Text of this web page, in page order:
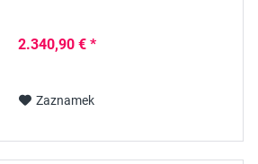
2.340,90 € *
Zaznamek